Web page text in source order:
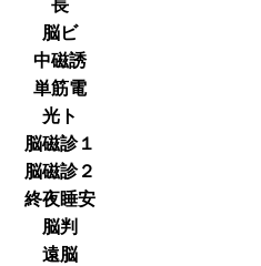
長
脳ビ
中磁誘
単筋電
光ト
脳磁診１
脳磁診２
終夜睡安
脳判
遠脳